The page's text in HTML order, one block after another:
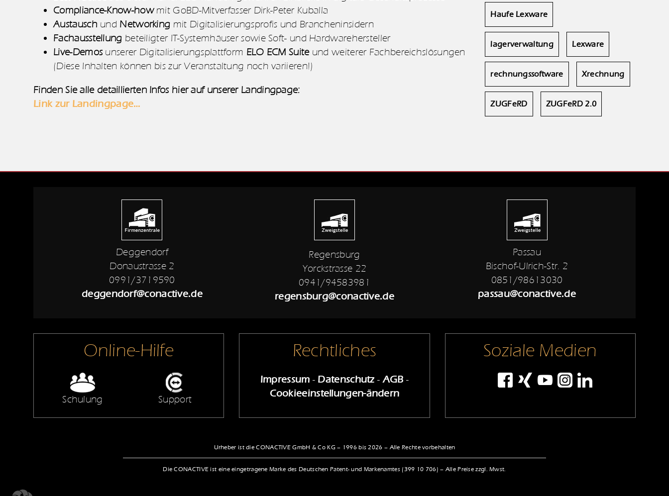
Compliance-Know-howmit GoBD-Mitverfasser Dirk-Peter Kuballa
Austausch und Networking mit Digitalisierungsprofis und Brancheninsidern
Fachausstellung beteiligter IT-Systemhäuser sowie Soft- und Hardwarehersteller
Live-Demos unserer Digitalisierungsplattform ELO ECM Suiteund weiterer Fachbereichslösungen
(Diese Inhalten können bis zur Veranstaltung noch variieren!)
Finden Sie alle detaillierten Infos hier auf unserer Landingpage:
Link zur Landingpage…
Haufe Lexware
lagerverwaltung Lexware
rechnungssoftware Xrechnung
ZUGFeRD ZUGFeRD 2.0
Deggendorf
Donaustrasse 2
0991/3719590
deggendorf@conactive.de
Regensburg
Yorckstrasse 22
0941/94583981
regensburg@conactive.de
Passau
Bischof-Ulrich-Str. 2
0851/98613030
passau@conactive.de
Online-Hilfe
Schulung Support
Rechtliches
Impressum - Datenschutz -AGB -
Cookieeinstellungen-ändern
Soziale Medien
Urheber ist die CONACTIVE GmbH & Co KG – 1996 bis 2026 – Alle Rechte vorbehalten
Die CONACTIVE ist eine eingetragene Marke des Deutschen Patent- und Markenamtes (399 10 706) – Alle Preise zzgl. Mwst.